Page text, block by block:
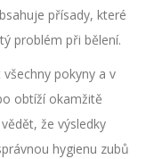
přísady, které
problém při bělení.
pokyny a v
obtíží okamžitě
že výsledky
hygienu zubů